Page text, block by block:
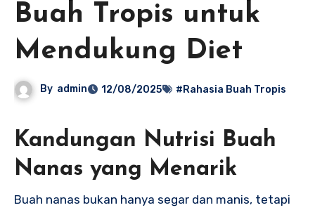
Buah Tropis untuk
Mendukung Diet
By admin 12/08/2025 #Rahasia Buah Tropis
Kandungan Nutrisi Buah
Nanas yang Menarik
Buah nanas bukan hanya segar dan manis, tetapi